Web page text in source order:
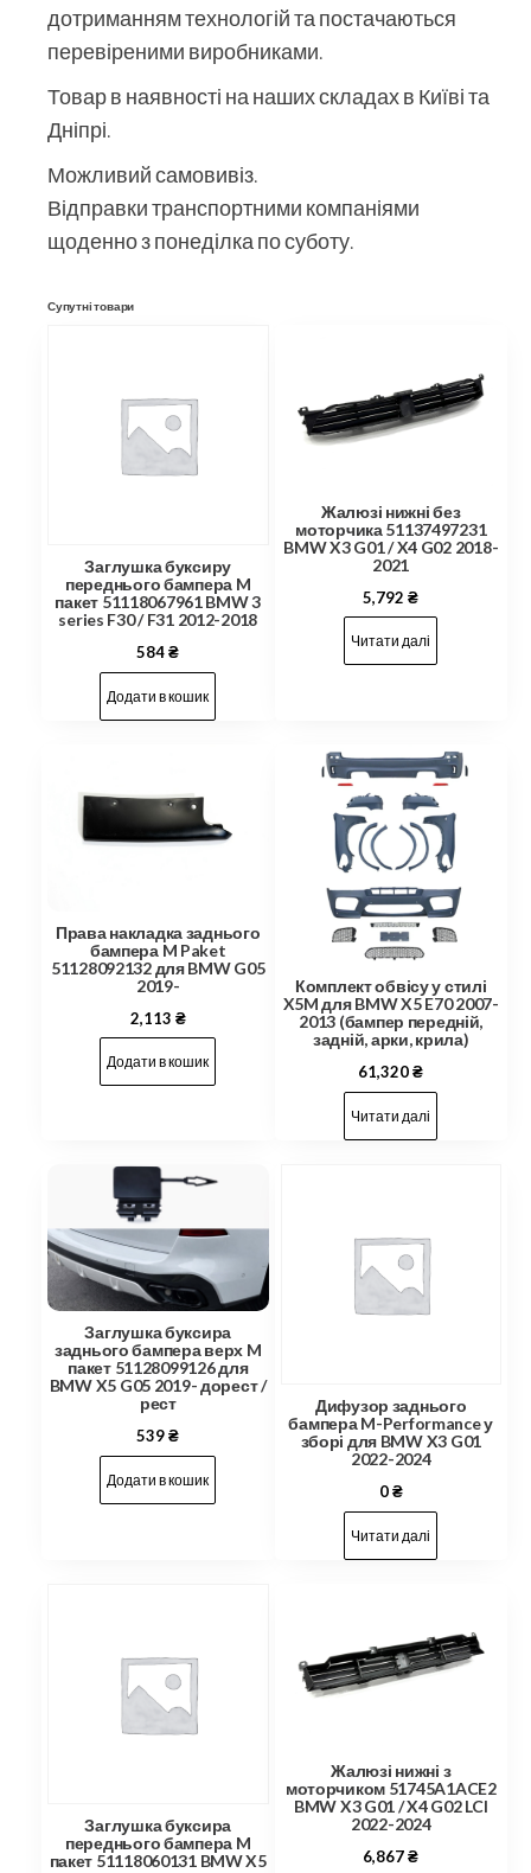
дотриманням технологій та постачаються
перевіреними виробниками.
Товар в наявності на наших складах в Київі та
Дніпрі.
Можливий самовивіз.
Відправки транспортними компаніями
щоденно з понеділка по суботу.
Супутні товари
Заглушка буксиру
переднього бампера M
пакет 51118067961 BMW 3
series F30 / F31 2012-2018
584₴
Додати в кошик
Жалюзі нижні без
моторчика 51137497231
BMW X3 G01 / X4 G02 2018-
2021
5,792₴
Читати далі
Права накладка заднього
бампера M Paket
51128092132 для BMW G05
2019-
2,113 ₴
Додати в кошик
Комплект обвісу у стилі
X5M для BMW X5 E70 2007-
2013 (бампер передній,
задній, арки, крила)
61,320₴
Читати далі
Заглушка буксира
заднього бампера верх M
пакет 51128099126 для
BMW X5 G05 2019- дорест /
рест
539₴
Додати в кошик
Дифузор заднього
бампера M-Performance у
зборі для BMW X3 G01
2022-2024
0₴
Читати далі
Заглушка буксира
переднього бампера M
пакет 51118060131 BMW X5
Жалюзі нижні з
моторчиком 51745A1ACE2
BMW X3 G01 / X4 G02 LCI
2022-2024
6,867₴